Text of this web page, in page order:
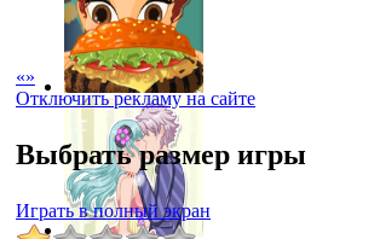
«»
Отключить рекламу на сайте
Выбрать размер игры
Играть в полный экран